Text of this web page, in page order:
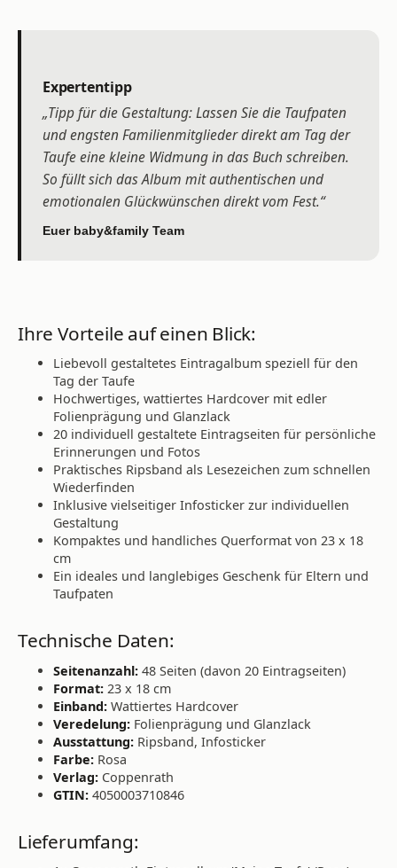
Expertentipp
„Tipp für die Gestaltung: Lassen Sie die Taufpaten
und engsten Familienmitglieder direkt am Tag der
Taufe eine kleine Widmung in das Buch schreiben.
So füllt sich das Album mit authentischen und
emotionalen Glückwünschen direkt vom Fest.“
Euer baby&family Team
Ihre Vorteile auf einen Blick:
Liebevoll gestaltetes Eintragalbum speziell für den
Tag der Taufe
Hochwertiges, wattiertes Hardcover mit edler
Folienprägung und Glanzlack
20 individuell gestaltete Eintragseiten für persönliche
Erinnerungen und Fotos
Praktisches Ripsband als Lesezeichen zum schnellen
Wiederfinden
Inklusive vielseitiger Infosticker zur individuellen
Gestaltung
Kompaktes und handliches Querformat von 23 x 18
cm
Ein ideales und langlebiges Geschenk für Eltern und
Taufpaten
Technische Daten:
Seitenanzahl: 48 Seiten (davon 20 Eintragseiten)
Format: 23 x 18 cm
Einband: Wattiertes Hardcover
Veredelung: Folienprägung und Glanzlack
Ausstattung: Ripsband, Infosticker
Farbe: Rosa
Verlag: Coppenrath
GTIN: 4050003710846
Lieferumfang: